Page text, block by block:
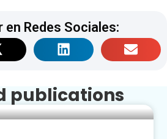
en Redes Sociales:
publications